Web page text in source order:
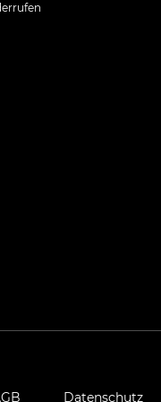
Datenschutz